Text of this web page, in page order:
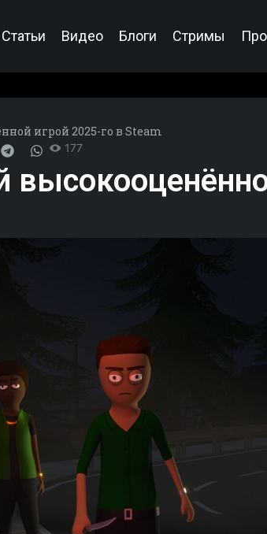
Статьи Видео Блоги Стримы
игрой 2025-го в Steam
177